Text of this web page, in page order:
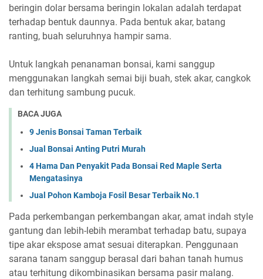
beringin dolar bersama beringin lokalan adalah terdapat
terhadap bentuk daunnya. Pada bentuk akar, batang
ranting, buah seluruhnya hampir sama.
Untuk langkah penanaman bonsai, kami sanggup
menggunakan langkah semai biji buah, stek akar, cangkok
dan terhitung sambung pucuk.
BACA JUGA
9 Jenis Bonsai Taman Terbaik
Jual Bonsai Anting Putri Murah
4 Hama Dan Penyakit Pada Bonsai Red Maple Serta
Mengatasinya
Jual Pohon Kamboja Fosil Besar Terbaik No.1
Pada perkembangan perkembangan akar, amat indah style
gantung dan lebih-lebih merambat terhadap batu, supaya
tipe akar ekspose amat sesuai diterapkan. Penggunaan
sarana tanam sanggup berasal dari bahan tanah humus
atau terhitung dikombinasikan bersama pasir malang.